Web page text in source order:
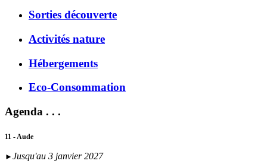
Sorties découverte
Activités nature
Hébergements
Eco-Consommation
Agenda . . .
11 - Aude
► Jusqu'au 3 janvier 2027